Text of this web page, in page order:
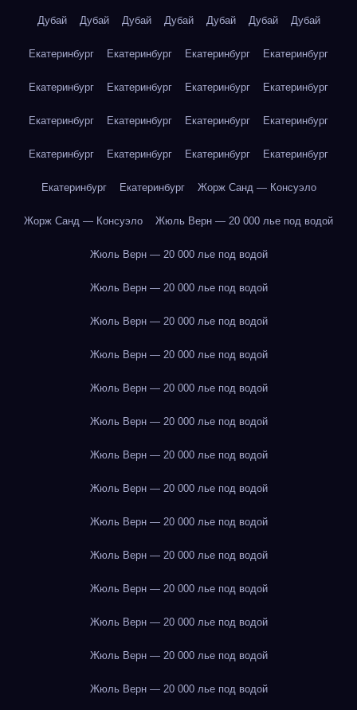
Дубай Дубай Дубай Дубай Дубай Дубай Дубай
Екатеринбург Екатеринбург Екатеринбург Екатеринбург
Екатеринбург Екатеринбург Екатеринбург Екатеринбург
Екатеринбург Екатеринбург Екатеринбург Екатеринбург
Екатеринбург Екатеринбург Екатеринбург Екатеринбург
Екатеринбург Екатеринбург Жорж Санд — Консуэло
Жорж Санд — Консуэло Жюль Верн — 20 000 лье под водой
Жюль Верн — 20 000 лье под водой
Жюль Верн — 20 000 лье под водой
Жюль Верн — 20 000 лье под водой
Жюль Верн — 20 000 лье под водой
Жюль Верн — 20 000 лье под водой
Жюль Верн — 20 000 лье под водой
Жюль Верн — 20 000 лье под водой
Жюль Верн — 20 000 лье под водой
Жюль Верн — 20 000 лье под водой
Жюль Верн — 20 000 лье под водой
Жюль Верн — 20 000 лье под водой
Жюль Верн — 20 000 лье под водой
Жюль Верн — 20 000 лье под водой
Жюль Верн — 20 000 лье под водой